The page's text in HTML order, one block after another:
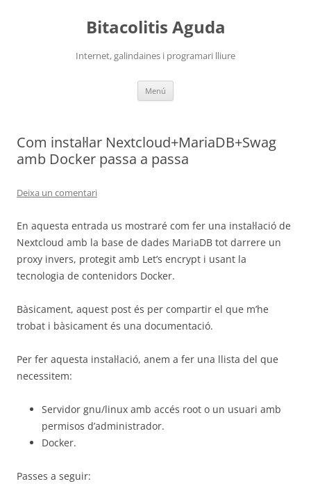
Bitacolitis Aguda
Internet, galindaines i programari lliure
Menú
Com instal·lar Nextcloud+MariaDB+Swag
amb Docker passa a passa
Deixa un comentari
En aquesta entrada us mostraré com fer una instal·lació de
Nextcloud amb la base de dades MariaDB tot darrere un
proxy invers, protegit amb Let’s encrypt i usant la
tecnologia de contenidors Docker.
Bàsicament, aquest post és per compartir el que m’he
trobat i bàsicament és una documentació.
Per fer aquesta instal·lació, anem a fer una llista del que
necessitem:
Servidor gnu/linux amb accés root o un usuari amb
permisos d’administrador.
Docker.
Passes a seguir: